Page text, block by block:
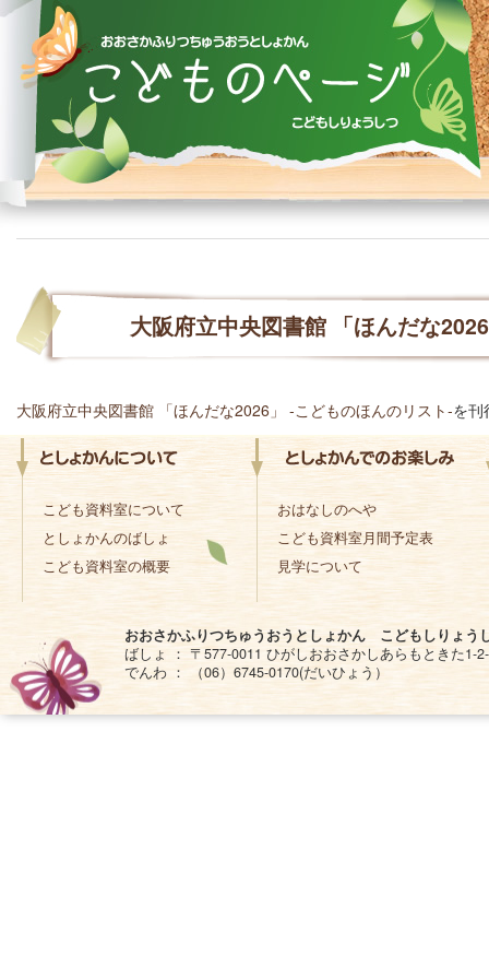
大阪府立中央図書館 「ほんだな
大阪府立中央図書館 「ほんだな2026」 ‐こどものほんのリスト‐を刊
としょかんにつ
こども資料室について
としょかんのばしょ
こども資料室の概要
おはなしのへや
こども資料室月間予定表
見学について
おおさかふりつちゅうおうとしょかん こどもしりょう
ばしょ ： 〒577-0011 ひがしおおさかしあらもときた1-
でんわ ： （06）6745-0170(だいひょう）